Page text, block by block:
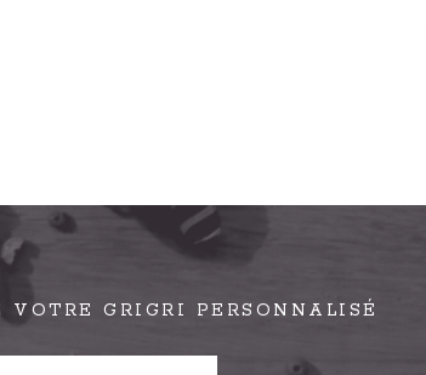
VOTRE GRIGRI PERSONNALISÉ